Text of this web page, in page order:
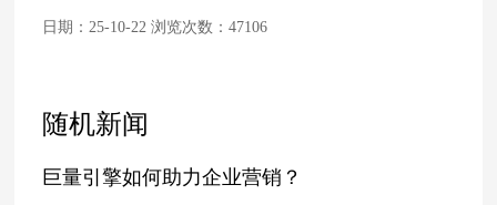
日期：25-10-22 浏览次数：47106
随机新闻
巨量引擎如何助力企业营销？